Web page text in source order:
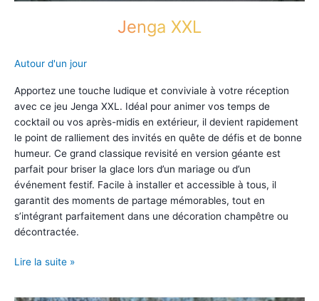
Jenga XXL
Autour d'un jour
Apportez une touche ludique et conviviale à votre réception
avec ce jeu Jenga XXL. Idéal pour animer vos temps de
cocktail ou vos après-midis en extérieur, il devient rapidement
le point de ralliement des invités en quête de défis et de bonne
humeur. Ce grand classique revisité en version géante est
parfait pour briser la glace lors d’un mariage ou d’un
événement festif. Facile à installer et accessible à tous, il
garantit des moments de partage mémorables, tout en
s’intégrant parfaitement dans une décoration champêtre ou
décontractée.
Jenga
Lire la suite »